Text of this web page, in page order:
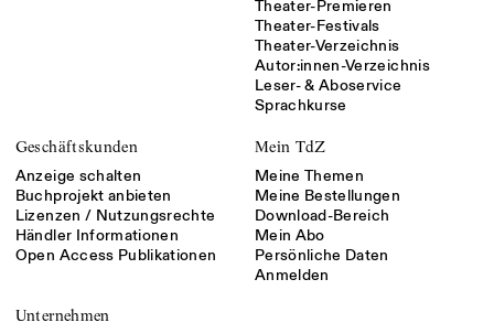
Theater-Premieren
Theater-Festivals
Theater-Verzeichnis
Autor:innen-Verzeichnis
Leser- & Aboservice
Sprachkurse
Geschäftskunden
Anzeige schalten
Buchprojekt anbieten
Lizenzen / Nutzungsrechte
Händler Informationen
Open Access Publikationen
Mein TdZ
Meine Themen
Meine Bestellungen
Download-Bereich
Mein Abo
Persönliche Daten
Anmelden
Unternehmen